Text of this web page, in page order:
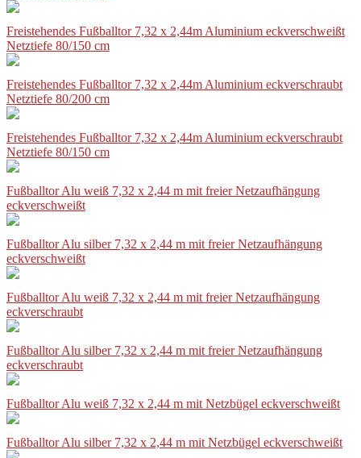
Freistehendes Fußballtor 7,32 x 2,44m Aluminium eckverschweißt
Netztiefe 80/150 cm
Freistehendes Fußballtor 7,32 x 2,44m Aluminium eckverschraubt
Netztiefe 80/200 cm
Freistehendes Fußballtor 7,32 x 2,44m Aluminium eckverschraubt
Netztiefe 80/150 cm
Fußballtor Alu weiß 7,32 x 2,44 m mit freier Netzaufhängung
eckverschweißt
Fußballtor Alu silber 7,32 x 2,44 m mit freier Netzaufhängung
eckverschweißt
Fußballtor Alu weiß 7,32 x 2,44 m mit freier Netzaufhängung
eckverschraubt
Fußballtor Alu silber 7,32 x 2,44 m mit freier Netzaufhängung
eckverschraubt
Fußballtor Alu weiß 7,32 x 2,44 m mit Netzbügel eckverschweißt
Fußballtor Alu silber 7,32 x 2,44 m mit Netzbügel eckverschweißt